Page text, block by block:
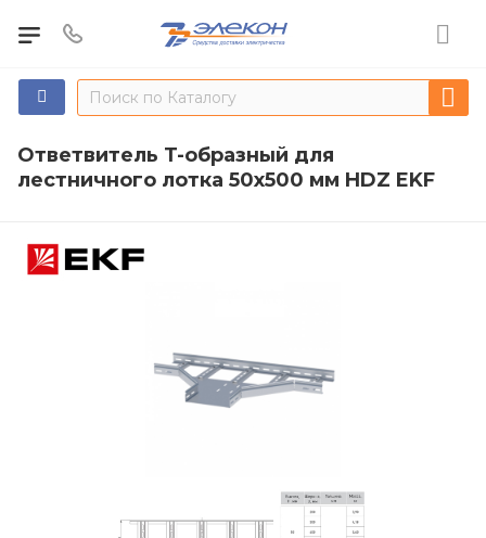
Ответвитель T-образный для
лестничного лотка 50х500 мм HDZ EKF